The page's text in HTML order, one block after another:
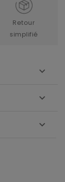
Retour
simplifié